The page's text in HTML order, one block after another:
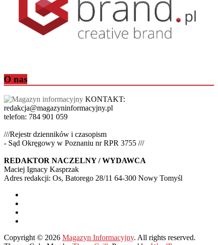
O nas
KONTAKT:
redakcja@magazyninformacyjny.pl
telefon: 784 901 059
///Rejestr dzienników i czasopism
- Sąd Okręgowy w Poznaniu nr RPR 3755 ///
REDAKTOR NACZELNY / WYDAWCA
Maciej Ignacy Kasprzak
Adres redakcji: Os, Batorego 28/11 64-300 Nowy Tomyśl
Copyright © 2026 Magazyn Informacyjny. All rights reserved.